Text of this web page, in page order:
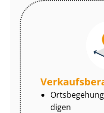
di­gen